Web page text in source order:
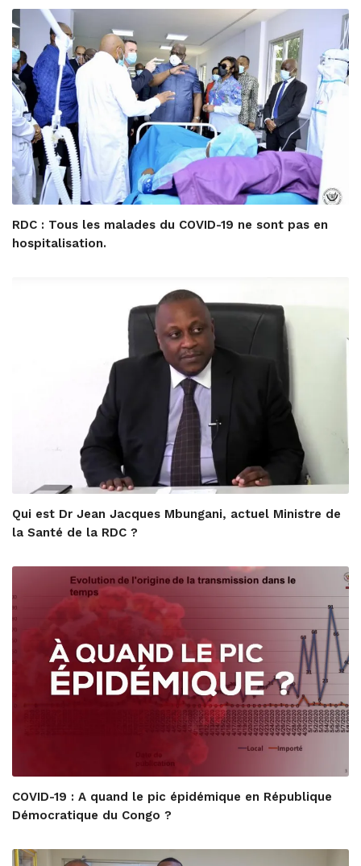
RDC : Tous les malades du COVID-19 ne sont pas en
hospitalisation.
Qui est Dr Jean Jacques Mbungani, actuel Ministre de
la Santé de la RDC ?
COVID-19 : A quand le pic épidémique en République
Démocratique du Congo ?